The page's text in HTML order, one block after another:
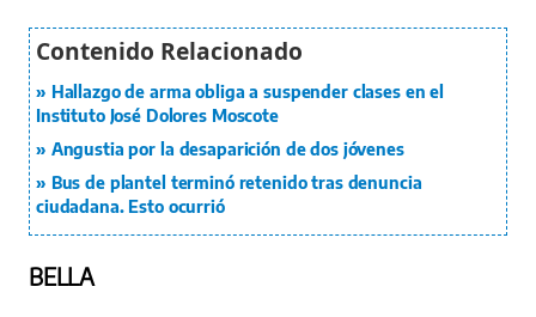
Hallazgo de arma obliga a suspender clases en el
Instituto José Dolores Moscote
Angustia por la desaparición de dos jóvenes
Bus de plantel terminó retenido tras denuncia
ciudadana. Esto ocurrió
BELLA